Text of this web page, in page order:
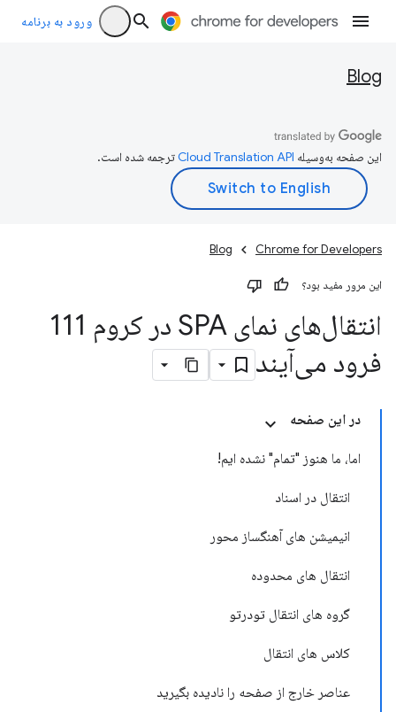
ورود به برنامه
Blog
این صفحه به‌وسیله ترجمه شده است.
Chrome for Developers
Blog
این مرور مفید بود؟
انتقال‌های نمای SPA در کروم 111
فرود می‌آیند
در این صفحه
اما، ما هنوز "تمام" نشده ایم!
انتقال در اسناد
انیمیشن های آهنگساز محور
انتقال های محدوده
گروه های انتقال تودرتو
کلاس های انتقال
عناصر خارج از صفحه را نادیده بگیرید